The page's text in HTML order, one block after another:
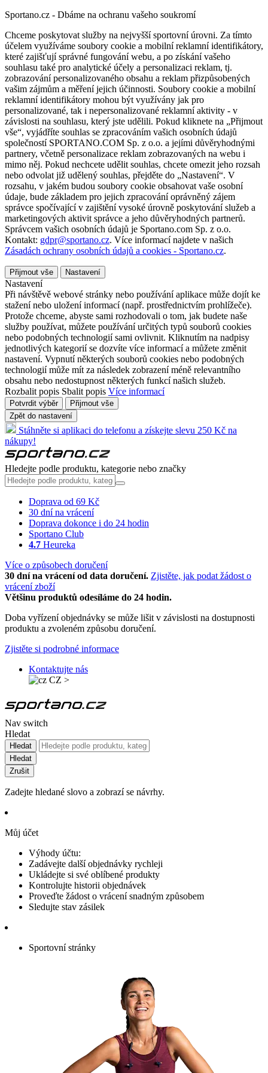
Sportano.cz - Dbáme na ochranu vašeho soukromí
Chceme poskytovat služby na nejvyšší sportovní úrovni. Za tímto
účelem využíváme soubory cookie a mobilní reklamní identifikátory,
které zajišťují správné fungování webu, a po získání vašeho
souhlasu také pro analytické účely a personalizaci reklam, tj.
zobrazování personalizovaného obsahu a reklam přizpůsobených
vašim zájmům a měření jejich účinnosti. Soubory cookie a mobilní
reklamní identifikátory mohou být využívány jak pro
personalizované, tak i nepersonalizované reklamní aktivity - v
závislosti na souhlasu, který jste udělili. Pokud kliknete na „Přijmout
vše“, vyjádříte souhlas se zpracováním vašich osobních údajů
společností SPORTANO.COM Sp. z o.o. a jejími důvěryhodnými
partnery, včetně personalizace reklam zobrazovaných na webu i
mimo něj. Pokud nechcete udělit souhlas, chcete omezit jeho rozsah
nebo odvolat již udělený souhlas, přejděte do „Nastavení“. V
rozsahu, v jakém budou soubory cookie obsahovat vaše osobní
údaje, bude základem pro jejich zpracování oprávněný zájem
správce spočívající v zajištění vysoké úrovně poskytování služeb a
marketingových aktivit správce a jeho důvěryhodných partnerů.
Správcem vašich osobních údajů je Sportano.com Sp. z o.o.
Kontakt: gdpr@sportano.cz. Více informací najdete v našich
Zásadách ochrany osobních údajů a cookies - Sportano.cz.
Přijmout vše Nastavení
Nastavení
Při návštěvě webové stránky nebo používání aplikace může dojít ke
stažení nebo uložení informací (např. prostřednictvím prohlížeče).
Protože chceme, abyste sami rozhodovali o tom, jak budete naše
služby používat, můžete používání určitých typů souborů cookies
nebo podobných technologií sami ovlivnit. Kliknutím na nadpisy
jednotlivých kategorií se dozvíte více informací a můžete změnit
nastavení. Vypnutí některých souborů cookies nebo podobných
technologií může mít za následek zobrazení méně relevantního
obsahu nebo nedostupnost některých funkcí našich služeb.
Rozbalit popis Sbalit popis Více informací
Potvrdit výběr
Přijmout vše
Zpět do nastavení
Stáhněte si aplikaci do telefonu a získejte slevu 250 Kč na
nákupy!
Hledejte podle produktu, kategorie nebo značky
Doprava od 69 Kč
30 dní na vrácení
Doprava dokonce i do 24 hodin
Sportano Club
4.7 Heureka
Více o způsobech doručení
30 dní na vrácení od data doručení. Zjistěte, jak podat žádost o
vrácení zboží
Většinu produktů odesíláme do 24 hodin.
Doba vyřízení objednávky se může lišit v závislosti na dostupnosti
produktu a zvoleném způsobu doručení.
Zjistěte si podrobné informace
Kontaktujte nás
CZ >
Nav switch
Hledat
Hledat
Hledat
Zrušit
Zadejte hledané slovo a zobrazí se návrhy.
Můj účet
Výhody účtu:
Zadávejte další objednávky rychleji
Ukládejte si své oblíbené produkty
Kontrolujte historii objednávek
Proveďte žádost o vrácení snadným způsobem
Sledujte stav zásilek
Sportovní stránky